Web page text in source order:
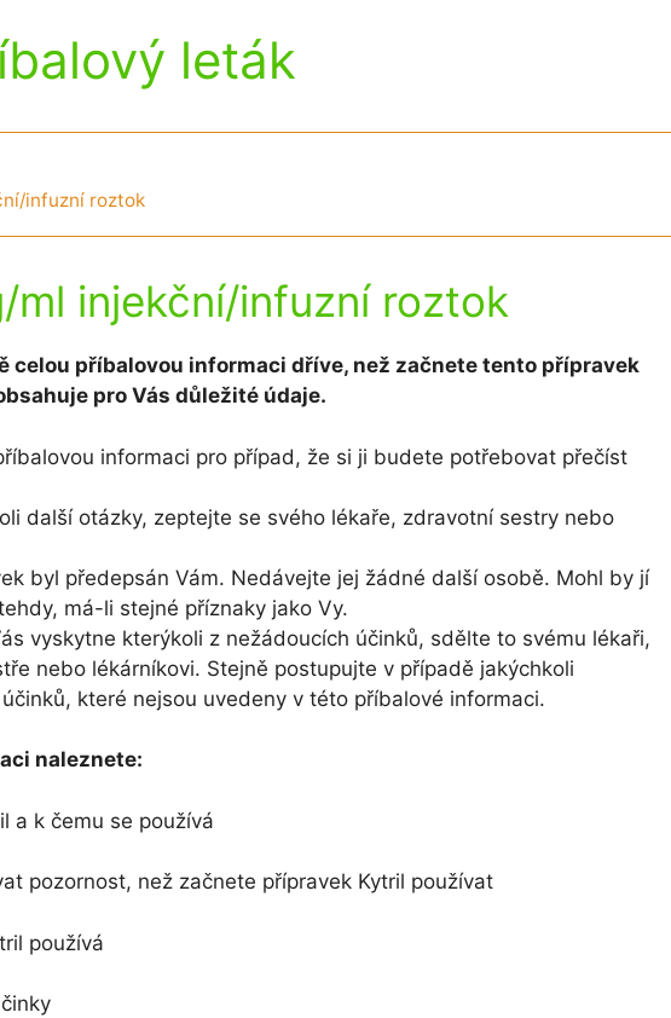
leták
infuzní roztok
ml injekční/infuzní roztok
celou příbalovou informaci dříve, než začnete tento přípravek
pro Vás důležité údaje.
informaci pro případ, že si ji budete potřebovat přečíst
další otázky, zeptejte se svého lékaře, zdravotní sestry nebo
byl předepsán Vám. Nedávejte jej žádné další osobě. Mohl by jí
má-li stejné příznaky jako Vy.
vyskytne kterýkoli z nežádoucích účinků, sdělte to svému lékaři,
nebo lékárníkovi. Stejně postupujte v případě jakýchkoli
které nejsou uvedeny v této příbalové informaci.
naleznete:
a k čemu se používá
pozornost, než začnete přípravek Kytril používat
používá